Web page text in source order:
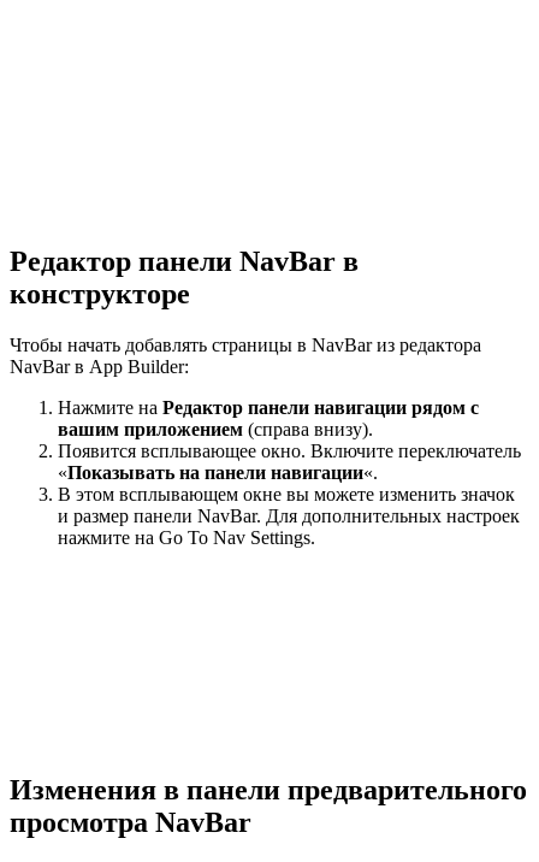
Редактор панели NavBar в
конструкторе
Чтобы начать добавлять страницы в NavBar из редактора
NavBar в App Builder:
Нажмите на Редактор панели навигации рядом с
вашим приложением (справа внизу).
Появится всплывающее окно. Включите переключатель
«Показывать на панели навигации«.
В этом всплывающем окне вы можете изменить значок
и размер панели NavBar. Для дополнительных настроек
нажмите на Go To Nav Settings.
Изменения в панели предварительного
просмотра NavBar